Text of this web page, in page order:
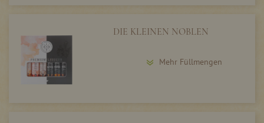
DIE KLEINEN NOBLEN
Mehr Füllmengen